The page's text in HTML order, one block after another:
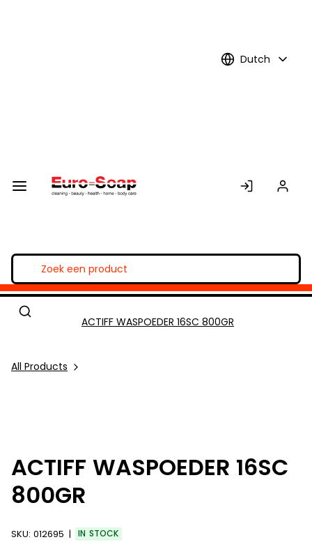
Dutch
All Products
ACTIFF WASPOEDER 16SC 800GR
ACTIFF WASPOEDER 16SC
800GR
SKU: 012695 IN STOCK